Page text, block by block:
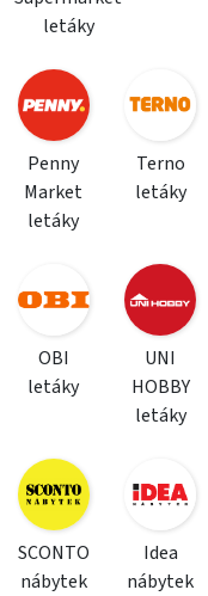
letáky
Penny
Market
letáky
Terno
letáky
OBI
letáky
UNI
HOBBY
letáky
SCONTO
nábytek
Idea
nábytek